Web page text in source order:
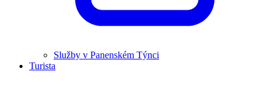
Služby v Panenském Týnci
Turista